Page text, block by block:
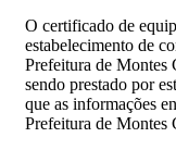
O certificado de
estabelecimento de
Prefeitura de Montes
sendo prestado por
que as informações
Prefeitura de Montes